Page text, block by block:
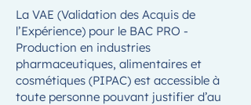
La VAE (Validation des Acquis de
l’Expérience) pour le BAC PRO -
Production en industries
pharmaceutiques, alimentaires et
cosmétiques (PIPAC) est accessible à
toute personne pouvant justifier d’au